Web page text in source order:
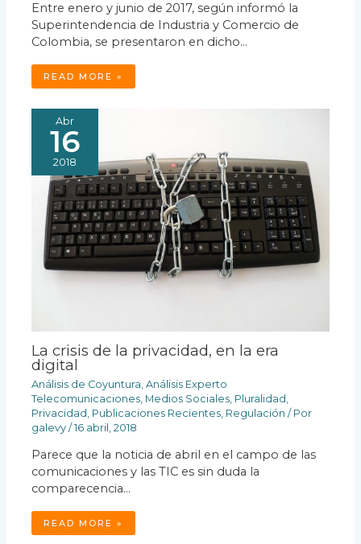
Entre enero y junio de 2017, según informó la
Superintendencia de Industria y Comercio de
Colombia, se presentaron en dicho…
READ MORE »
Abr
16
2018
La crisis de la privacidad, en la era
digital
Análisis de Coyuntura ,Análisis Experto
Telecomunicaciones Medios Sociales Pluralidad
Privacidad Publicaciones Recientes Regulación / Por
galevy/16 abril, 2018
Parece que la noticia de abril en el campo de las
comunicaciones y las TIC es sin duda la
comparecencia…
READ MORE »